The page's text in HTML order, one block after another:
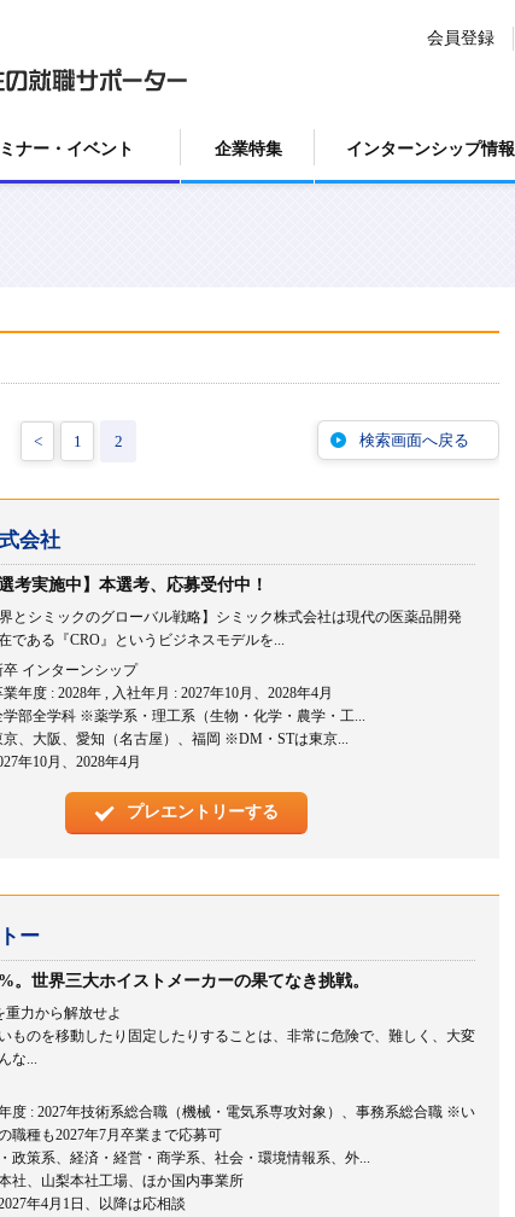
ナー・イベント 企業特集 インターンシップ情報
会員登録
< 1 2 検索画面へ戻る
会社
考実施中】本選考、応募受付中！
界とシミックのグローバル戦略】シミック株式会社は現代の医薬品開発
である『CRO』というビジネスモデルを...
卒 インターンシップ
業年度 : 2028年 , 入社年月 : 2027年10月、2028年4月
学部全学科 ※薬学系・理工系（生物・化学・農学・工...
京、大阪、愛知（名古屋）、福岡 ※DM・STは東京...
年10月、2028年4月
プレエントリーする
ー
。世界三大ホイストメーカーの果てなき挑戦。
重力から解放せよ
ものを移動したり固定したりすることは、非常に危険で、難しく、大変
な...
度 : 2027年技術系総合職（機械・電気系専攻対象）、事務系総合職 ※い
職種も2027年7月卒業まで応募可
政策系、経済・経営・商学系、社会・環境情報系、外...
社、山梨本社工場、ほか国内事業所
年4月1日、以降は応相談